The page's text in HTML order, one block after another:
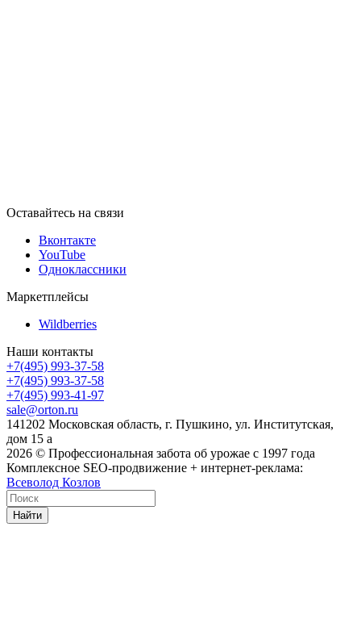
Оставайтесь на связи
Вконтакте
YouTube
Одноклассники
Маркетплейсы
Wildberries
Наши контакты
+7(495) 993-37-58
+7(495) 993-37-58
+7(495) 993-41-97
sale@orton.ru
141202 Московская область, г. Пушкино, ул. Институтская,
дом 15 а
2026 © Профессиональная забота об урожае с 1997 года
Комплексное SEO-продвижение + интернет-реклама:
Всеволод Козлов
Найти